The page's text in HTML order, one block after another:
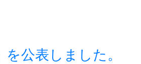
公表しました。